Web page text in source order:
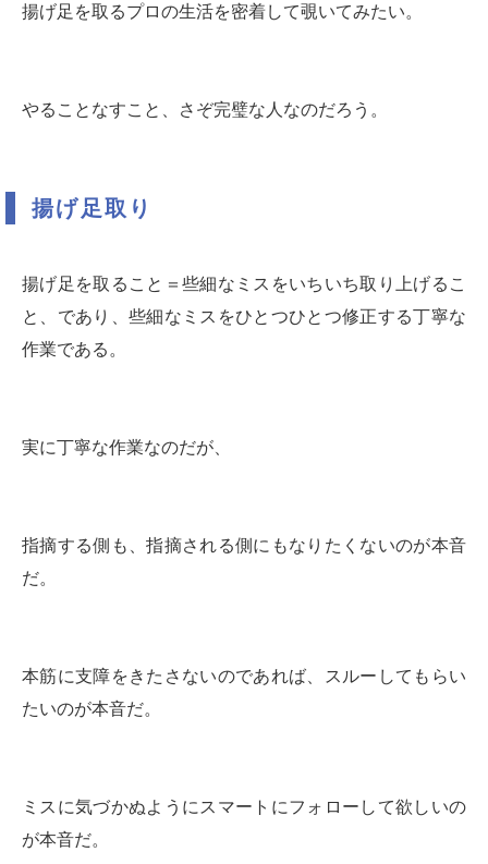
揚げ足を取るプロの生活を密着して覗いてみたい。
やることなすこと、さぞ完璧な人なのだろう。
揚げ足取り
揚げ足を取ること＝些細なミスをいちいち取り上げるこ
と、であり、些細なミスをひとつひとつ修正する丁寧な
作業である。
実に丁寧な作業なのだが、
指摘する側も、指摘される側にもなりたくないのが本音
だ。
本筋に支障をきたさないのであれば、スルーしてもらい
たいのが本音だ。
ミスに気づかぬようにスマートにフォローして欲しいの
が本音だ。